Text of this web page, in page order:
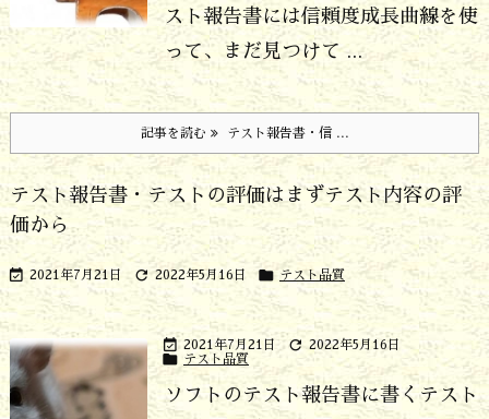
スト報告書には信頼度成長曲線を使
って、まだ見つけて ...
記事を読む テスト報告書・信 ...
テスト報告書・テストの評価はまずテスト内容の評
価から
 2021年7月21日  2022年5月16日  テスト品質
 2021年7月21日  2022年5月16日
 テスト品質
ソフトのテスト報告書に書くテスト